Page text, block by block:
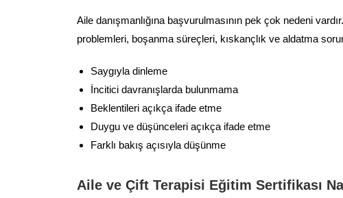
Aile danışmanlığına başvurulmasının pek çok nedeni
problemleri, boşanma süreçleri, kıskançlık ve aldatma
Saygıyla dinleme
İncitici davranışlarda bulunmama
Beklentileri açıkça ifade etme
Duygu ve düşünceleri açıkça ifade etme
Farklı bakış açısıyla düşünme
Aile ve Çift Terapisi Eğitim Sertifikası